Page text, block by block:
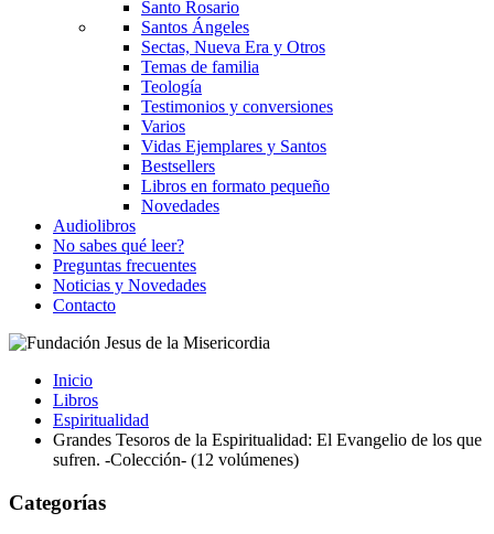
Santo Rosario
Santos Ángeles
Sectas, Nueva Era y Otros
Temas de familia
Teología
Testimonios y conversiones
Varios
Vidas Ejemplares y Santos
Bestsellers
Libros en formato pequeño
Novedades
Audiolibros
No sabes qué leer?
Preguntas frecuentes
Noticias y Novedades
Contacto
Inicio
Libros
Espiritualidad
Grandes Tesoros de la Espiritualidad: El Evangelio de los que
sufren. -Colección- (12 volúmenes)
Categorías